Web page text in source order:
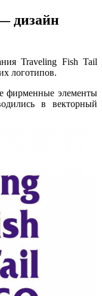
дизайн
Traveling Fish Tail
логотипов.
фирменные элементы
в векторный